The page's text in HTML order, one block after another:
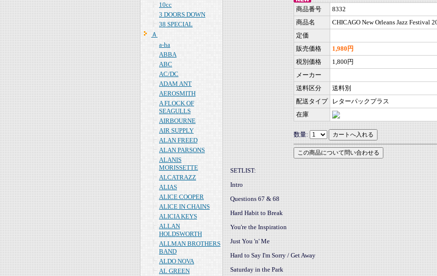
10cc
3 DOORS DOWN
38 SPECIAL
Ａ
a-ha
ABBA
ABC
AC/DC
ADAM ANT
AEROSMITH
A FLOCK OF
SEAGULLS
AIRBOURNE
AIR SUPPLY
ALAN FREED
ALAN PARSONS
ALANIS
MORISSETTE
ALCATRAZZ
ALIAS
ALICE COOPER
ALICE IN CHAINS
ALICIA KEYS
ALLAN
HOLDSWORTH
ALLMAN BROTHERS
BAND
ALDO NOVA
AL GREEN
商品番号
8332
商品名
CHICAGO New Orleans Jazz Festival
定価
販売価格
1,980円
税別価格
1,800円
メーカー
送料区分
送料別
配送タイプ
レターパックプラス
在庫
数量:
SETLIST:
Intro
Questions 67 & 68
Hard Habit to Break
You're the Inspiration
Just You 'n' Me
Hard to Say I'm Sorry / Get Away
Saturday in the Park